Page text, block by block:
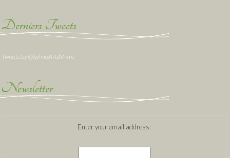
Derniers Tweets
Tweets by @SylvieArtdVivre
Newsletter
Enter your email address: